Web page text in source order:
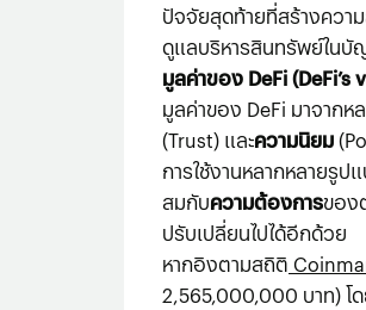
ปัจจัยสุดท้ายที่สร้างควา
ดูแลบริหารสินทรัพย์ในบั
มูลค่าของ DeFi
มูลค่าของ DeFi มาจาก
(Trust) และความนิยม
การใช้งานหลากหลายรูป
สมกับความต้องการของ
ปรับเปลี่ยนไปได้อีกด้วย
หากอิงตามสถิติ
2,565,000,000 บาท) โ